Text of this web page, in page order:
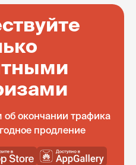
окончании трафика
продление